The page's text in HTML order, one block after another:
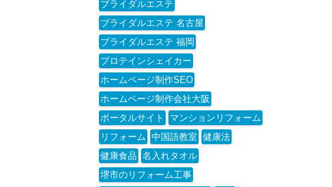
ブライダルエステ
ブライダルエステ 名古屋
ブライダルエステ 福岡
プロテインシェイカー
ホームページ制作SEO
ホームページ制作会社大阪
ポータルサイト
マンションリフォーム
リフォーム 中国語教室 健康法
健康食品 名入れタオル
堺市のリフォーム工事